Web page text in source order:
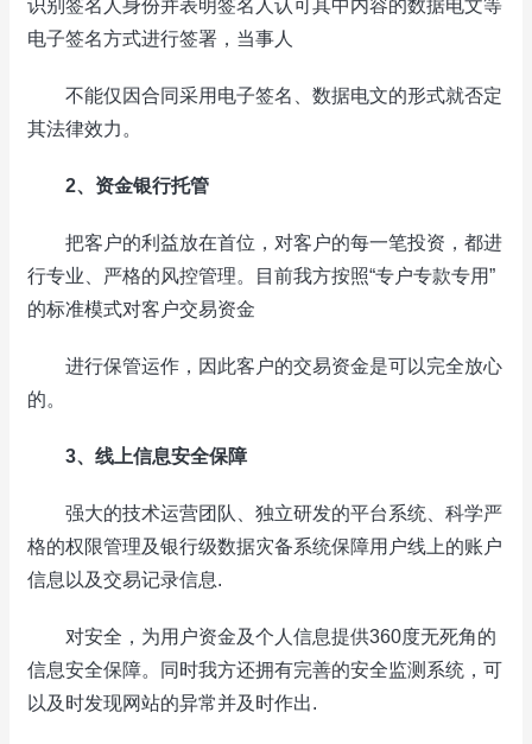
识别签名人身份并表明签名人认可其中内容的数据电文等
电子签名方式进行签署，当事人
不能仅因合同采用电子签名、数据电文的形式就否定
其法律效力。
2、资金银行托管
把客户的利益放在首位，对客户的每一笔投资，都进
行专业、严格的风控管理。目前我方按照“专户专款专用”
的标准模式对客户交易资金
进行保管运作，因此客户的交易资金是可以完全放心
的。
3、线上信息安全保障
强大的技术运营团队、独立研发的平台系统、科学严
格的权限管理及银行级数据灾备系统保障用户线上的账户
信息以及交易记录信息.
对安全，为用户资金及个人信息提供360度无死角的
信息安全保障。同时我方还拥有完善的安全监测系统，可
以及时发现网站的异常并及时作出.